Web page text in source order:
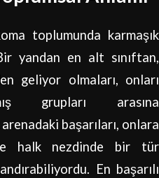
toplumunda karmaşık
yandan en alt sınıftan,
geliyor olmaları, onları
grupları arasına
başarıları, onlara
halk nezdinde bir tür
En başarılı